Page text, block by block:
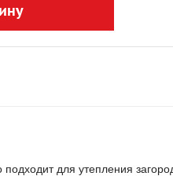
для утепления